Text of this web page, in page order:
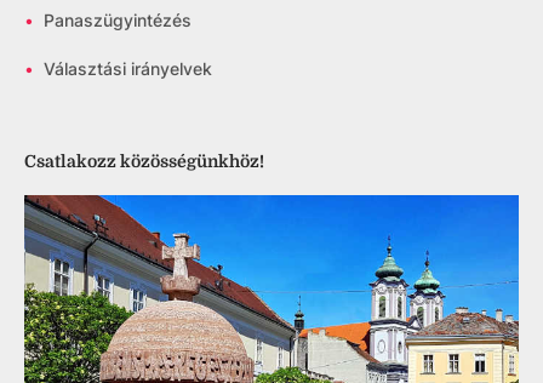
• Panaszügyintézés
• Választási irányelvek
Csatlakozz közösségünkhöz!